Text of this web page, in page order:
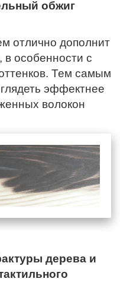
обжиг
отлично дополнит
в особенности с
Тем самым
эффектнее
волокон
дерева и